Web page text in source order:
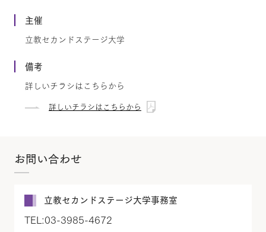
主催
立教セカンドステージ大学
備考
詳しいチラシはこちらから
詳しいチラシはこちらから
お問い合わせ
立教セカンドステージ大学事務室
TEL:03-3985-4672